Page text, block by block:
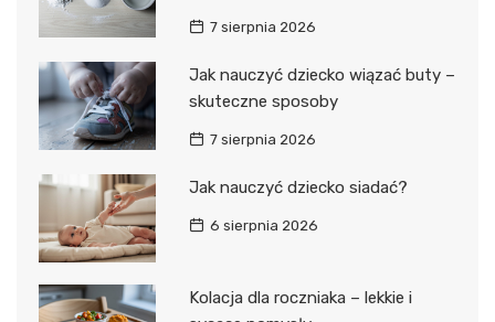
7 sierpnia 2026
Jak nauczyć dziecko wiązać buty –
skuteczne sposoby
7 sierpnia 2026
Jak nauczyć dziecko siadać?
6 sierpnia 2026
Kolacja dla roczniaka – lekkie i